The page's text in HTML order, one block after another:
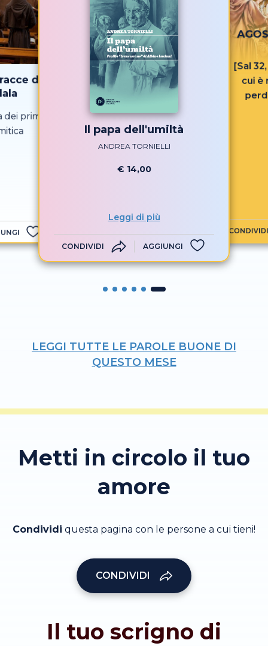
di
primi
Il papa dell'umiltà
ANDREA TORNIELLI
€ 14,00
Leggi di più
CONDIVIDI AGGIUNGI
[Sal
cui è
CONDIVIDI
LEGGI TUTTE LE PAROLE BUONE DI
QUESTO MESE
Metti in circolo il tuo
amore
Condividi questa pagina con le persone a cui tieni!
CONDIVIDI
Il tuo scrigno di